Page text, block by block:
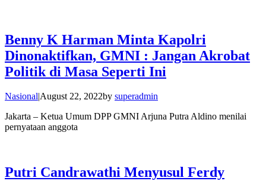
Benny K Harman Minta Kapolri
Dinonaktifkan, GMNI : Jangan Akrobat
Politik di Masa Seperti Ini
Nasional|August 22, 2022by superadmin
Jakarta – Ketua Umum DPP GMNI Arjuna Putra Aldino menilai
pernyataan anggota
Putri Candrawathi Menyusul Ferdy